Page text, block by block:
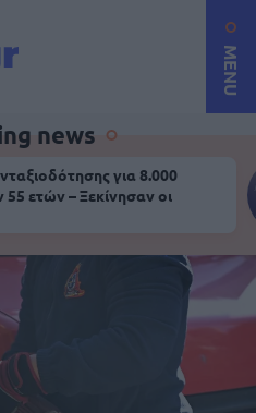
MENU
news
για 8.000
ετών – Ξεκίνησαν οι